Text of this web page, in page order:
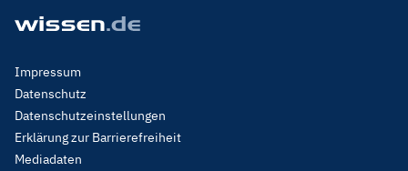
Footer
Menu
Legal
Impressum
Datenschutz
Datenschutzeinstellungen
Erklärung zur Barrierefreiheit
Mediadaten